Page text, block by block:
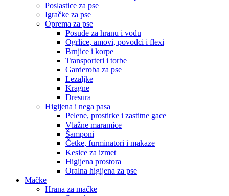
Poslastice za pse
Igračke za pse
Oprema za pse
Posude za hranu i vodu
Ogrlice, amovi, povodci i flexi
Brnjice i korpe
Transporteri i torbe
Garderoba za pse
Lezaljke
Kragne
Dresura
Higijena i nega pasa
Pelene, prostirke i zastitne gace
Vlažne maramice
Šamponi
Četke, furminatori i makaze
Kesice za izmet
Higijena prostora
Oralna higijena za pse
Mačke
Hrana za mačke